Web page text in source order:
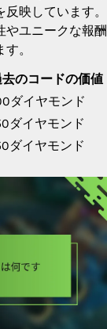
映しています。
やユニークな報酬
。
のコードの価値
ダイヤモンド
ダイヤモンド
ダイヤモンド